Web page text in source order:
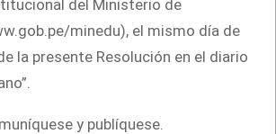
del Ministerio de
minedu), el mismo día de
la presente Resolución en el diario
y publíquese.